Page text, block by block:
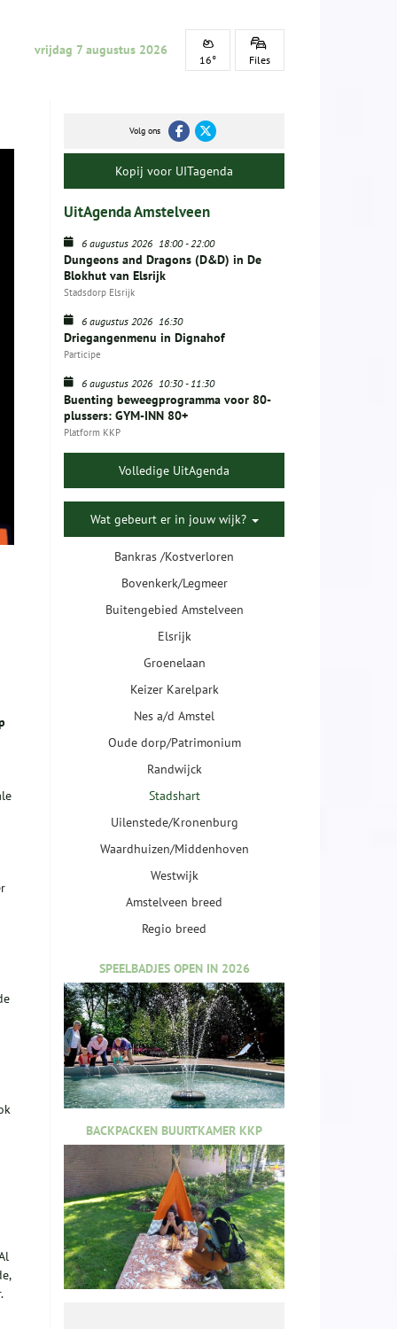
vrijdag 7 augustus 2026
16° Files
Volg ons
Kopij voor UITagenda
UitAgenda Amstelveen
6 augustus 2026 18:00-22:00
Dungeons and Dragons (D&D) in De
Blokhut van Elsrijk
Stadsdorp Elsrijk
6 augustus 2026 16:30
Driegangenmenu in Dignahof
Participe
6 augustus 2026 10:30-11:30
Buenting beweegprogramma voor 80-
plussers: GYM-INN 80+
Platform KKP
Volledige UitAgenda
Wat gebeurt er in jouw wijk?
Bankras /Kostverloren
Bovenkerk/Legmeer
Buitengebied Amstelveen
Elsrijk
Groenelaan
Keizer Karelpark
Nes a/d Amstel
Oude dorp/Patrimonium
Randwijck
Stadshart
Uilenstede/Kronenburg
Waardhuizen/Middenhoven
Westwijk
Amstelveen breed
Regio breed
SPEELBADJES OPEN IN 2026
BACKPACKEN BUURTKAMER KKP